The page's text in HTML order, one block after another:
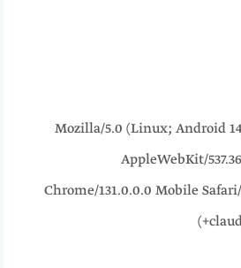
216.73.216.76 Mozilla/5.0 (Linux;
AppleWebKit/
Chrome/131.0.0.0 Mobile